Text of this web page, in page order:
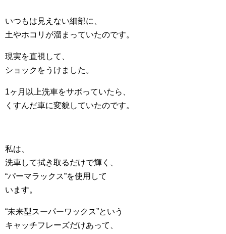
いつもは見えない細部に、
土やホコリが溜まっていたのです。
現実を直視して、
ショックをうけました。
1ヶ月以上洗車をサボっていたら、
くすんだ車に変貌していたのです。
私は、
洗車して拭き取るだけで輝く、
“パーマラックス”を使用して
います。
“未来型スーパーワックス”という
キャッチフレーズだけあって、